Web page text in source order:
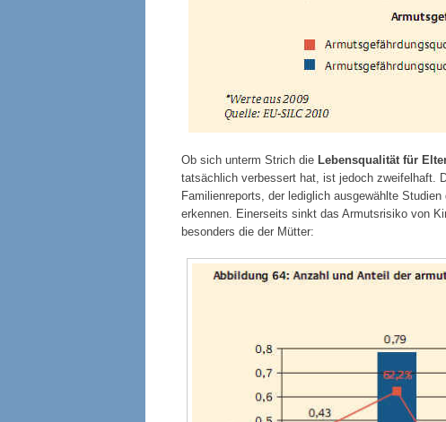
Ob sich unterm Strich die Lebensqualität für
tatsächlich verbessert hat, ist jedoch zweifelhaft.
Familienreports, der lediglich ausgewählte
erkennen. Einerseits sinkt das Armutsrisiko von
besonders die der Mütter: